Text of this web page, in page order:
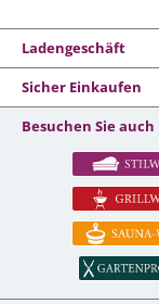
Ladengeschäft
Sicher Einkaufen
Besuchen Sie